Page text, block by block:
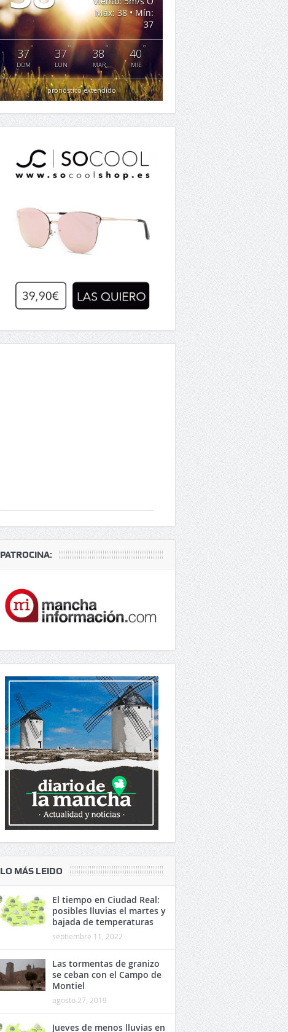
Máx: 38 • Mín:
37
37°
DOM
37°
LUN
38°
MAR
40 °
MIE
pronóstico extendido
PATROCINA:
LO MÁS LEIDO
El tiempo en Ciudad Real:
posibles lluvias el martes y
bajada de temperaturas
septiembre 11, 2022
Las tormentas de granizo
se ceban con el Campo de
Montiel
agosto 27, 2019
Jueves de menos lluvias en